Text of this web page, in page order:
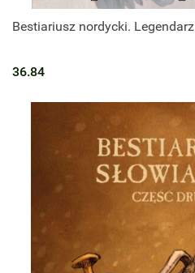
Bestiariusz nordycki. Legendarz
36.84